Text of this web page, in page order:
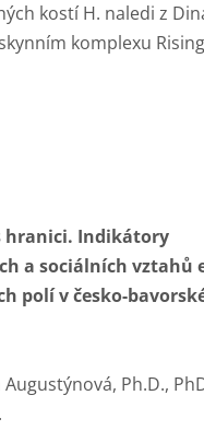
kostí H. naledi z
komplexu
hranici. Indikátory
a sociálních vztahů
polí v česko-
Ph.D.,